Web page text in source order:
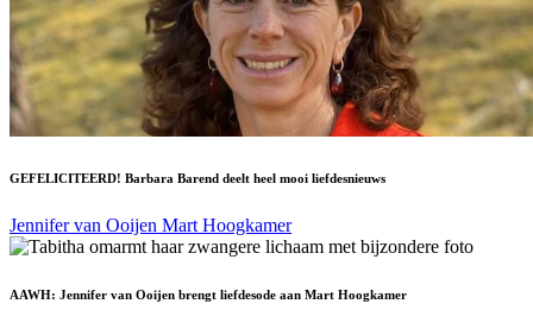
GEFELICITEERD! Barbara Barend deelt heel mooi liefdesnieuws
Jennifer van Ooijen Mart Hoogkamer
AAWH: Jennifer van Ooijen brengt liefdesode aan Mart Hoogkamer